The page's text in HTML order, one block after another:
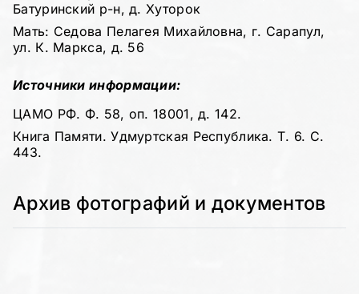
Батуринский р-н, д. Хуторок
Мать: Седова Пелагея Михайловна, г. Сарапул,
ул. К. Маркса, д. 56
Источники информации:
ЦАМО РФ. Ф. 58, оп. 18001, д. 142.
Книга Памяти. Удмуртская Республика. Т. 6. С.
443.
Архив фотографий и документов